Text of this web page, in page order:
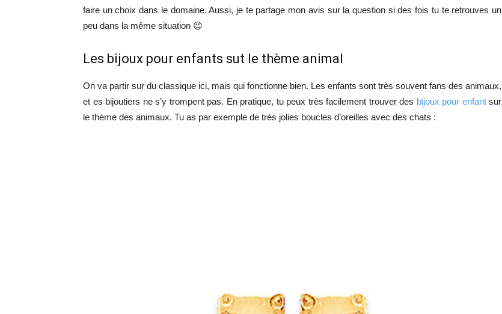
faire un choix dans le domaine. Aussi, je te partage mon avis sur la question si des fois tu te retrouves un
peu dans la même situation 😉
Les bijoux pour enfants sut le thème animal
On va partir sur du classique ici, mais qui fonctionne bien. Les enfants sont très souvent fans des animaux,
et es bijoutiers ne s’y trompent pas. En pratique, tu peux très facilement trouver des bijoux pour enfantsur
le thème des animaux. Tu as par exemple de très jolies boucles d’oreilles avec des chats :